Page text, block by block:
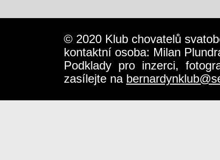
© 2020 Klub chovatelů
kontaktní osoba: Milan
Podklady pro inzerci,
zasílejte na